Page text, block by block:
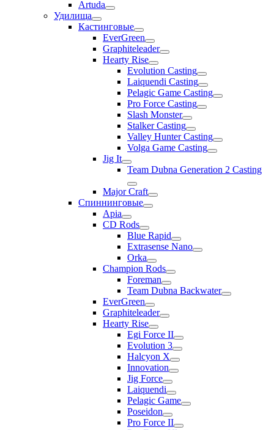
Artuda
Удилища
Кастинговые
EverGreen
Graphiteleader
Hearty Rise
Evolution Casting
Laiquendi Casting
Pelagic Game Casting
Pro Force Casting
Slash Monster
Stalker Casting
Valley Hunter Casting
Volga Game Casting
Jig It
Team Dubna Generation 2 Casting
Major Craft
Спиннинговые
Apia
CD Rods
Blue Rapid
Extrasense Nano
Orka
Champion Rods
Foreman
Team Dubna Backwater
EverGreen
Graphiteleader
Hearty Rise
Egi Force II
Evolution 3
Halcyon X
Innovation
Jig Force
Laiquendi
Pelagic Game
Poseidon
Pro Force II